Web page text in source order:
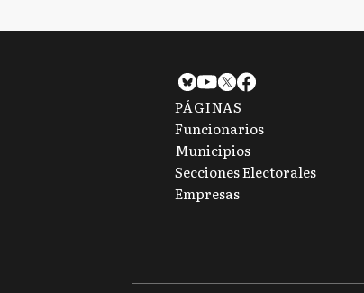
PÁGINAS
Funcionarios
Municipios
Secciones Electorales
Empresas